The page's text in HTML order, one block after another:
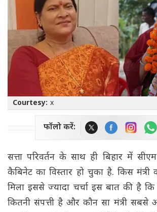
Courtesy: x
फॉलो करें:
सत्ता परिवर्तन के साथ ही बिहार में
कैबिनेट का विस्तार हो चुका है. किस मंत्री
मिला इससे ज्यादा चर्चा इस बात की है
कितनी संपत्ती है और कौन सा मंत्री सबसे